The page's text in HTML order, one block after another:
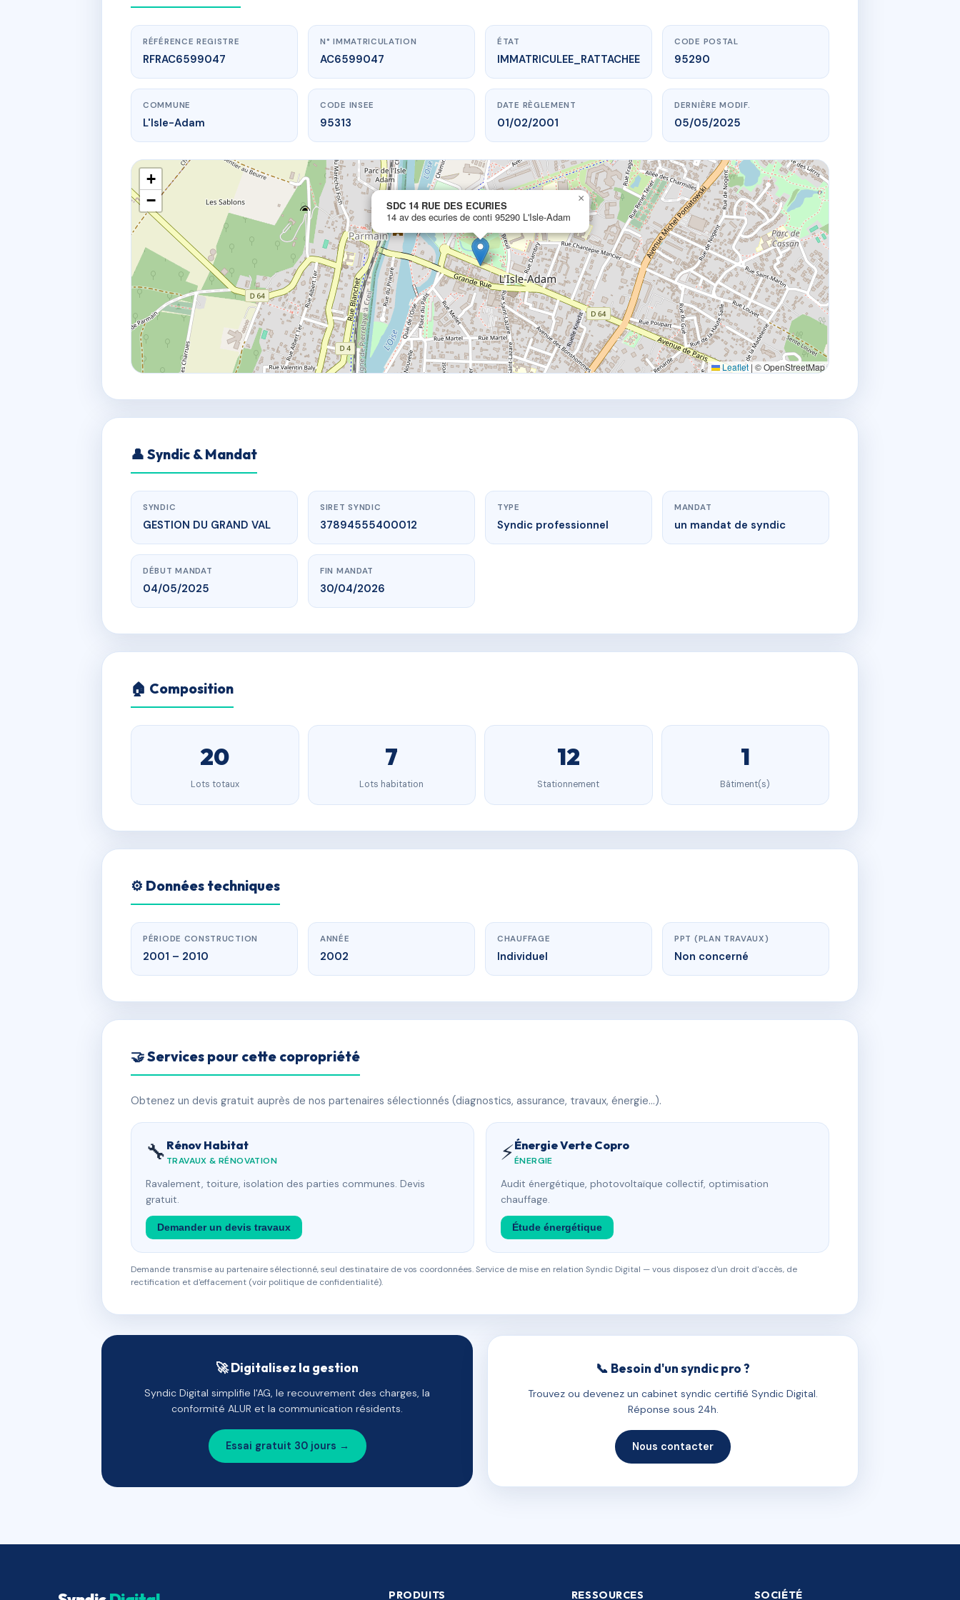
www.vme.plus/AC6599047
SDC 14 RUE DES ECURIES
14 av des ecuries de conti95290 L'Isle-Adam
RÉFÉRENCE REGISTRE
RFRAC6599047
N° IMMATRICULATION
AC6599047
ÉTAT
IMMATRICULEE_RATTACHEE
CODE POSTAL
95290
COMMUNE
L'Isle-Adam
CODE INSEE
95313
DATE RÈGLEMENT
01/02/2001
DERNIÈRE MODIF.
05/05/2025
SDC 14 RUE DES ECURIES
14 av des ecuries de conti 95290 L'Isle-Adam
×
+
−
Leaflet | © OpenStreetMap
👤 Syndic & Mandat
SYNDIC
GESTION DU GRAND VAL
SIRET SYNDIC
37894555400012
TYPE
Syndic professionnel
MANDAT
un mandat de syndic
DÉBUT MANDAT
04/05/2025
FIN MANDAT
30/04/2026
🏠 Composition
20
Lots totaux
7
Lots habitation
12
Stationnement
1
Bâtiment(s)
⚙️ Données techniques
PÉRIODE CONSTRUCTION
2001 – 2010
ANNÉE
2002
CHAUFFAGE
Individuel
PPT (PLAN TRAVAUX)
Non concerné
🤝 Services pour cette copropriété
Obtenez un devis gratuit auprès de nos partenaires sélectionnés (diagnostics, assurance, travaux, énergie…).
🔧 Rénov Habitat
TRAVAUX & RÉNOVATION
Ravalement, toiture, isolation des parties communes. Devis
gratuit.
Demander un devis travaux
⚡Énergie Verte Copro
ÉNERGIE
Audit énergétique, photovoltaïque collectif, optimisation
chauffage.
Étude énergétique
Demande transmise au partenaire sélectionné, seul destinataire de vos coordonnées. Service de mise en relation Syndic Digital — vous disposez d'un droit d'accès, de
rectification et d'effacement (voir politique de confidentialité).
🚀 Digitalisez la gestion
Syndic Digital simplifie l'AG, le recouvrement des charges, la
conformité ALUR et la communication résidents.
Essai gratuit 30 jours →
📞 Besoin d'un syndic pro ?
Trouvez ou devenez un cabinet syndic certifié Syndic Digital.
Réponse sous 24h.
Nous contacter
PRODUITS RESSOURCES SOCIÉTÉ